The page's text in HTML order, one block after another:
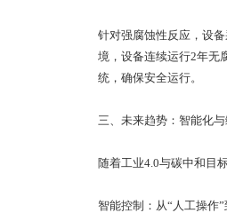
针对强腐蚀性反应，设
境，设备连续运行2年无
统，确保安全运行。
三、未来趋势：智能化
随着工业4.0与碳中和目
智能控制：从“人工操作